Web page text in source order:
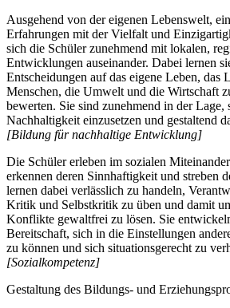
Ausgehend von der eigenen Lebenswelt,
Erfahrungen mit der Vielfalt und
sich die Schüler zunehmend mit lokalen,
Entwicklungen auseinander. Dabei lernen
Entscheidungen auf das eigene Leben, das
Menschen, die Umwelt und die Wirtschaft
bewerten. Sie sind zunehmend in der Lage,
Nachhaltigkeit einzusetzen und gestaltend
[Bildung für nachhaltige Entwicklung]
Die Schüler erleben im sozialen
erkennen deren Sinnhaftigkeit und streben
lernen dabei verlässlich zu handeln,
Kritik und Selbstkritik zu üben und damit
Konflikte gewaltfrei zu lösen. Sie
Bereitschaft, sich in die Einstellungen
zu können und sich situationsgerecht zu
[Sozialkompetenz]
Gestaltung des Bildungs- und